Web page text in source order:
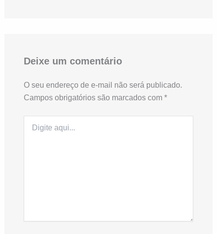
Deixe um comentário
O seu endereço de e-mail não será publicado.
Campos obrigatórios são marcados com *
aqui...